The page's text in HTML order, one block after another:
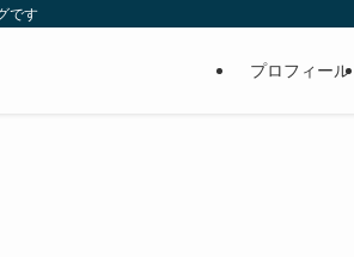
です
プロフィール